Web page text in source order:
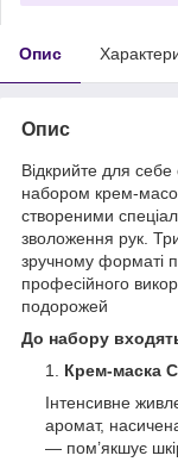
Опис
Опис
Відкрийте для
набором крем-
створеними
зволоження рук.
зручному форматі
професійного
подорожей
До набору
Крем-маска
Інтенсивне
аромат,
— пом’якшує